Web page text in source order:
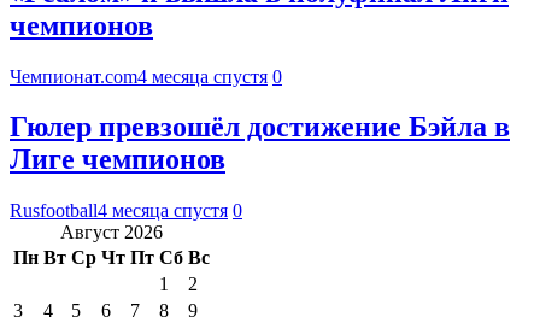
чемпионов
Чемпионат.com4 месяца спустя 0
Гюлер превзошёл достижение Бэйла в
Лиге чемпионов
Rusfootball4 месяца спустя 0
Август 2026
Пн Вт Ср Чт Пт Сб Вс
1
2
3
4 5 6 7 8
9